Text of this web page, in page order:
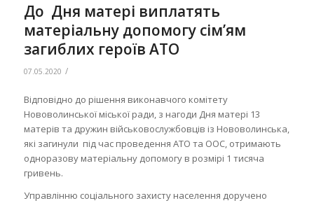
До Дня матері виплатять
матеріальну допомогу сім’ям
загиблих героїв АТО
07.05.2020 /
Відповідно до рішення виконавчого комітету
Нововолинської міської ради, з нагоди Дня матері 13
матерів та дружин військовослужбовців із Нововолинська,
які загинули під час проведення АТО та ООС, отримають
одноразову матеріальну допомогу в розмірі 1 тисяча
гривень.
Управлінню соціального захисту населення доручено